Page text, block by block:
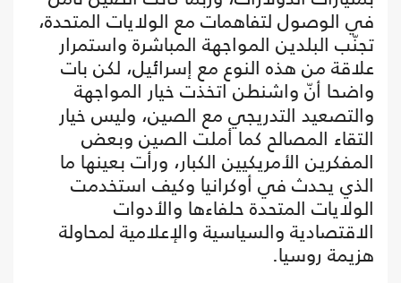
في الوصول لتفاهمات مع الولايات المتحدة،
تجنّب البلدين المواجهة المباشرة واستمرار
علاقة من هذه النوع مع إسرائيل، لكن بات
واضحا أنّ واشنطن اتخذت خيار المواجهة
والتصعيد التدريجي مع الصين، وليس خيار
التقاء المصالح كما أملت الصين وبعض
المفكرين الأمريكيين الكبار، ورأت بعينها ما
الذي يحدث في أوكرانيا وكيف استخدمت
الولايات المتحدة حلفاءها والأدوات
الاقتصادية والسياسية والإعلامية لمحاولة
هزيمة روسيا.